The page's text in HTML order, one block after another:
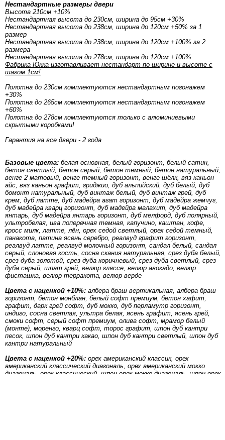
Нестандартные размеры двери
Высота 210см +10%
Нестандартная высота до 230см, ширина до 95см +30%
Нестандартная высота до 238см, ширина до 120см +50% за 1
размер
Нестандартная высота до 238см, ширина до 120см +100% за 2
размера
Нестандартная высота до 278см, ширина до 120см +100%
Фабрика Юкка изготавливает нестандарт по ширине и высоте с
шагом 1см!
Полотна до 230см комплектуются нестандартным погонажем
+30%
Полотна до 265см комплектуются нестандартным погонажем
+60%
Полотна до 278см комплектуются только с алюминиевыми
скрытыми коробками!
Гарантия на все двери - 2 года
Базовые цвета: белая основная, белый горизонт, белый сатин,
бетон светлый, бетон серый, бетон темный, бетон натуральный,
венге 2 матовый, венге темный горизонт, венге шёлк, вяз каньон
айс, вяз каньон графит, гриджио, дуб альпийский, дуб белый, дуб
бомонт натуральный, дуб винтаж белый, дуб винтаж грей, дуб
крем, дуб латте, дуб мадейра агат горизонт, дуб мадейра жемчуг,
дуб мадейра кварц горизонт, дуб мадейра малахит, дуб мадейра
янтарь, дуб мадейра янтарь горизонт, дуб мелфорд, дуб полярный,
ультробелая, ива поперечная темная, капучино, каштан, кофе,
кросс милк, латте, лён, орех седой светлый, орех седой темный,
панакота, патина ясень серебро, реалвуд графит горизонт,
реалвуд латте, реалвуд молочный горизонт, сандал белый, сандал
серый, слоновая кость, сосна скания натуральная, срез дуба белый,
срез дуба золотой, срез дуба коричневый, срез дуба светлый, срез
дуба серый, шпат грей, велюр гляссе, велюр авокадо, велюр
фисташка, велюр терракота, велюр верде
Цвета с наценкой +10%: албера браш вертикальная, албера браш
горизонт, бетон монблан, белый софт премиум, бетон хафит,
графит, дарк грей софт, дуб мокко, дуб перламутр горизонт,
индиго, сосна светлая, ультра белая, ясень графит, ясень грей,
смоки софт, серый софт премиум, олива софт, мрамор белый
(монте), моренго, кварц софт, торос графит, шпон дуб кантри
песок, шпон дуб кантри какао, шпон дуб кантри светлый, шпон дуб
кантри натуральный
Цвета с наценкой +20%: орех американский классик, орех
американский классический диагональ, орех американский мокко
диагональ, орех классический, шпон орех мокко диагональ, шпон орех